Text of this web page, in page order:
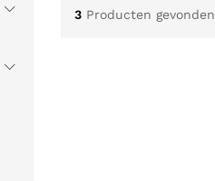
3 Producten gevonden